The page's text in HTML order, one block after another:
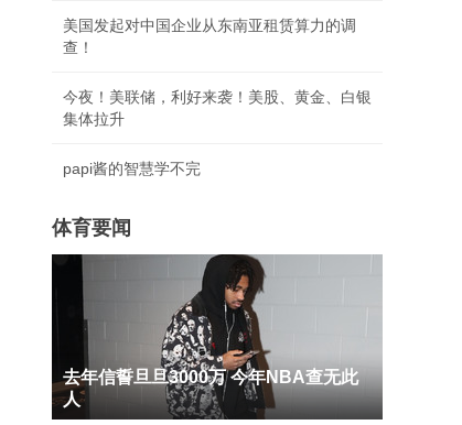
美国发起对中国企业从东南亚租赁算力的调
查！
今夜！美联储，利好来袭！美股、黄金、白银
集体拉升
papi酱的智慧学不完
体育要闻
去年信誓旦旦3000万 今年NBA查无此
人